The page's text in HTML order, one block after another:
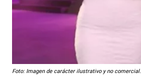
Foto: Imagen de carácter ilustrativo y no comercial.